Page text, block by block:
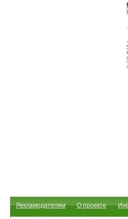
Рекламодателям О проекте